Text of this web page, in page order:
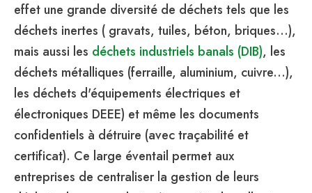
effet une grande diversité de déchets tels que les
déchets inertes ( gravats, tuiles, béton, briques…),
mais aussi les déchets industriels banals (DIB), les
déchets métalliques (ferraille, aluminium, cuivre...),
les déchets d'équipements électriques et
électroniques DEEE) et même les documents
confidentiels à détruire (avec traçabilité et
certificat). Ce large éventail permet aux
entreprises de centraliser la gestion de leurs